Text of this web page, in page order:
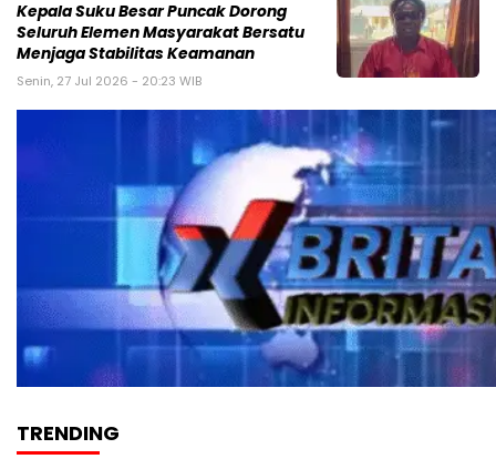
Kepala Suku Besar Puncak Dorong
Seluruh Elemen Masyarakat Bersatu
Menjaga Stabilitas Keamanan
Senin, 27 Jul 2026 - 20:23 WIB
TRENDING